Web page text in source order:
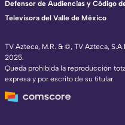
TV Azteca, M.R. & ©, TV Azteca,
2025.
Queda prohibida la reproducción
expresa y por escrito de su titular.
Defensor de Audiencias y Código
Televisora del Valle de México